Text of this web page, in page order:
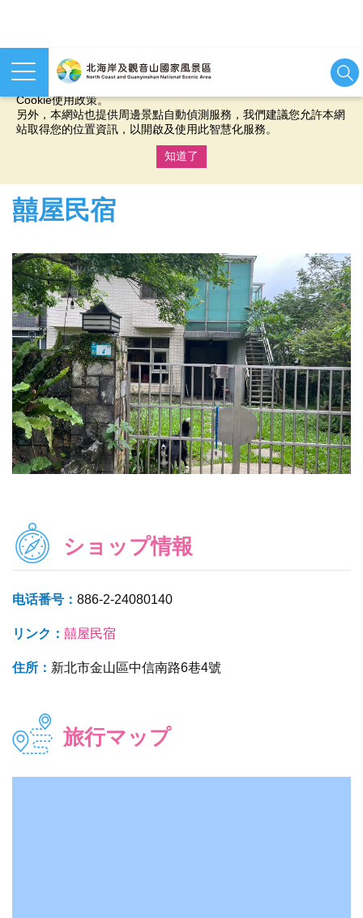
本網站使用cookies等相關技術以持續優化網站服務，並有助於為
您提供更佳的體驗，當您繼續使用本網站即表示您同意我們的
Cookie使用政策。
另外，本網站也提供周邊景點自動偵測服務，我們建議您允許本網
站取得您的位置資訊，以開啟及使用此智慧化服務。
知道了
囍屋民宿
ショップ情報
电话番号： 886-2-24080140
リンク： 囍屋民宿
住所： 新北市金山區中信南路6巷4號
旅行マップ